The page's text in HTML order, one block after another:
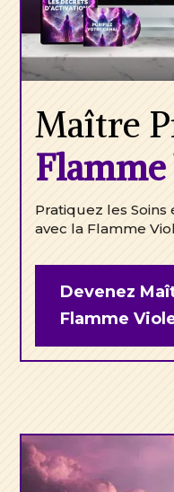
Maître
Pratiquez les
avec la Flamme
Devenez
Flamme